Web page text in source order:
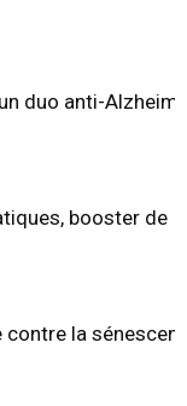
duo anti-
booster de
contre la